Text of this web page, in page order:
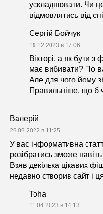
ускладнювати. Чи
відмовлятись від
Сергій Бойчук
19.12.2023 в 17:06
Вікторі, а як бути з
має вибивати? По
Але для чого йому
Правильніше, що б
Валерій
29.09.2022 в 11:25
У вас інформативна
розібратись зможе
Взяв декілька цікавих
недавно створив сайт і
Toha
11.04.2023 в 14:13